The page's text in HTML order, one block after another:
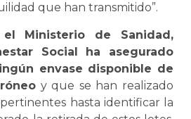
que han transmitido”.
el Ministerio de Sanidad,
Social ha asegurado
envase disponible de
y que se han realizado
pertinentes hasta identificar la